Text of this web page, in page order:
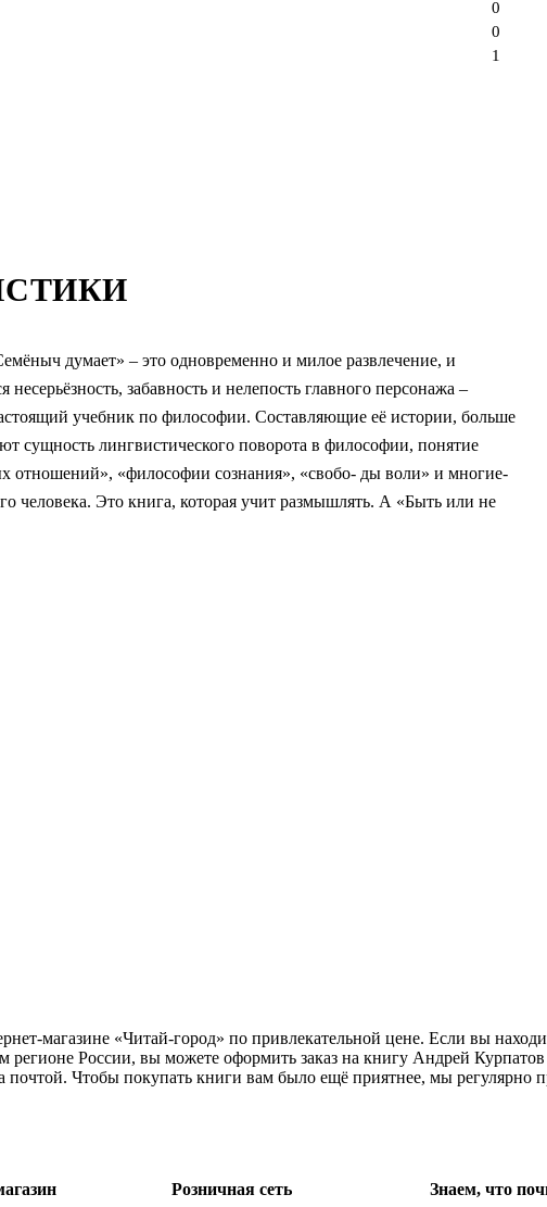
думает» – это одновременно и милое развлечение, и
забавность и нелепость главного персонажа –
учебник по философии. Составляющие её истории, больше
сущность лингвистического поворота в философии, понятие
отношений», «философии сознания», «свобо- ды воли» и многие-
человека. Это книга, которая учит размышлять. А «Быть или не
1
0
0
магазине «Читай-город» по привлекательной цене. Если вы
России, вы можете оформить заказ на книгу Андрей
почтой. Чтобы покупать книги вам было ещё приятнее, мы регулярно
Розничная сеть Знаем, что